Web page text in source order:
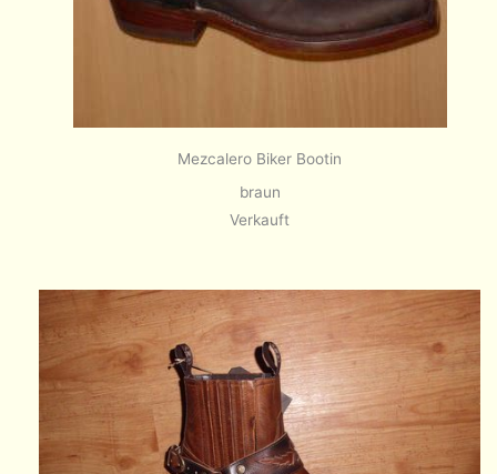
Mezcalero Biker Bootin
braun
Verkauft